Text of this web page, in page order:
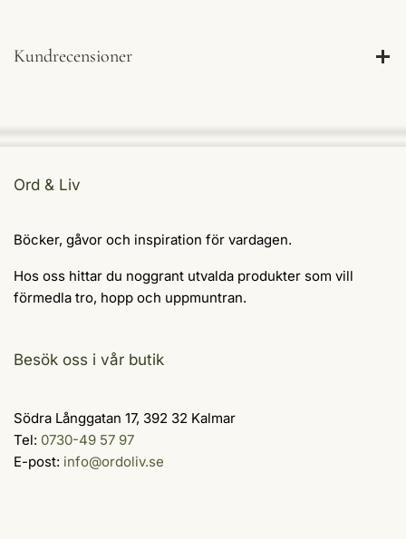
Kundrecensioner
Ord & Liv
Böcker, gåvor och inspiration för vardagen.
Hos oss hittar du noggrant utvalda produkter som vill
förmedla tro, hopp och uppmuntran.
Besök oss i vår butik
Södra Långgatan 17, 392 32 Kalmar
Tel: 0730-49 57 97
E-post: info@ordoliv.se